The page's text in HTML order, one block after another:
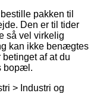
pakken til
Den er til tider
så vel virkelig
kan ikke benægtes
af at du
bopæl.
> Industri og